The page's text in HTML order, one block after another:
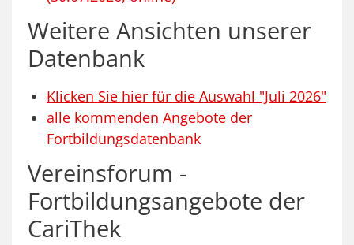
Weitere Ansichten unserer
Datenbank
Klicken Sie hier für die Auswahl "Juli 2026"
alle kommenden Angebote der
Fortbildungsdatenbank
Vereinsforum -
Fortbildungsangebote der
CariThek